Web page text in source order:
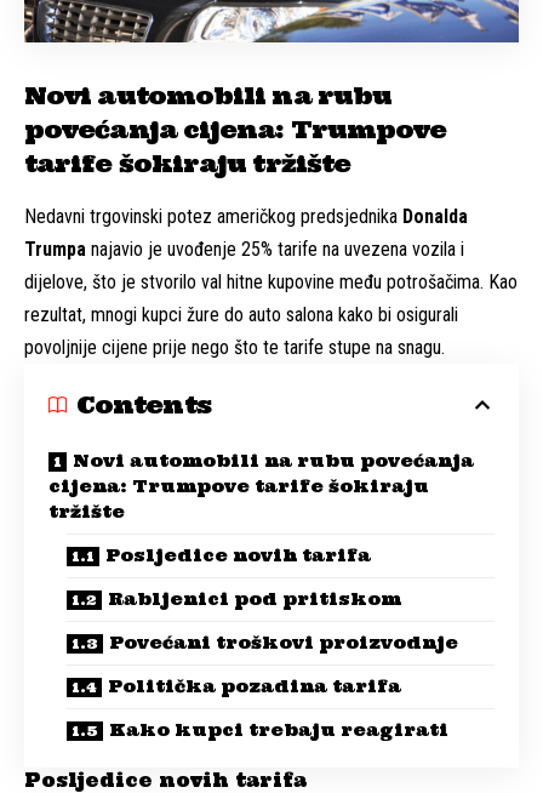
Novi automobili na rubu
povećanja cijena: Trumpove
tarife šokiraju tržište
Nedavni trgovinski potez američkog predsjednika Donalda
Trumpa najavio je uvođenje 25% tarife na uvezena vozila i
dijelove, što je stvorilo val hitne kupovine među potrošačima. Kao
rezultat, mnogi kupci žure do auto salona kako bi osigurali
povoljnije cijene prije nego što te tarife stupe na snagu.
Contents
Novi automobili na rubu povećanja
cijena: Trumpove tarife šokiraju
tržište
Posljedice novih tarifa
Rabljenici pod pritiskom
Povećani troškovi proizvodnje
Politička pozadina tarifa
Kako kupci trebaju reagirati
Posljedice novih tarifa